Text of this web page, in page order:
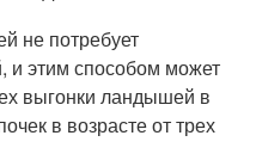
не потребует
и этим способом может
выгонки ландышей в
в возрасте от трех